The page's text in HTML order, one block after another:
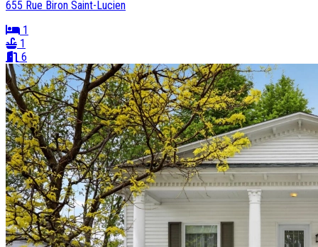
655 Rue Biron Saint-Lucien
1
1
6